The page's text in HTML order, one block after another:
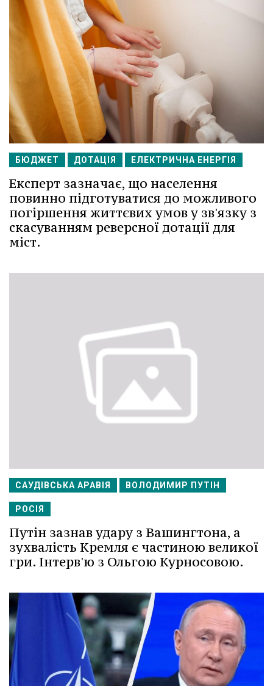
БЮДЖЕТ ДОТАЦІЯ ЕЛЕКТРИЧНА ЕНЕРГІЯ
Експерт зазначає, що населення
повинно підготуватися до можливого
погіршення життєвих умов у зв'язку з
скасуванням реверсної дотації для
міст.
САУДІВСЬКА АРАВІЯ ВОЛОДИМИР ПУТІН
РОСІЯ
Путін зазнав удару з Вашингтона, а
зухвалість Кремля є частиною великої
гри. Інтерв'ю з Ольгою Курносовою.